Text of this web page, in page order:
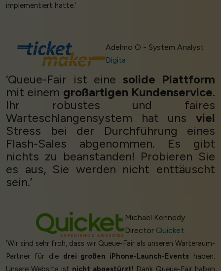
implementiert hatte.’
Adelmo O - System Analyst
Digita
‘Queue-Fair ist eine solide Plattform
mit einem großartigen Kundenservice.
Ihr robustes und faires
Warteschlangensystem hat uns viel
Stress bei der Durchführung eines
Flash-Sales abgenommen. Es gibt
nichts zu beanstanden! Probieren Sie
es aus, Sie werden nicht enttäuscht
sein.’
Michael Kennedy
Director Quicket
‘Wir sind sehr froh, dass wir Queue-Fair als unseren Warteraum-
Partner für die drei großen iPhone-Launch-Events haben.
Unsere Website ist nicht abgestürzt! Dank Queue-Fair haben